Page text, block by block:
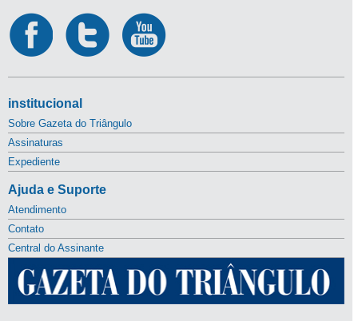
institucional
Sobre Gazeta do Triângulo
Assinaturas
Expediente
Ajuda e Suporte
Atendimento
Contato
Central do Assinante